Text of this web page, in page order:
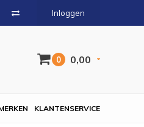
Inloggen
0 0,00
KLANTENSERVICE